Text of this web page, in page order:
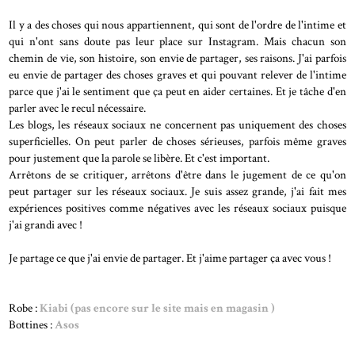
Il y a des choses qui nous appartiennent, qui sont de l'ordre de l'intime et
qui n'ont sans doute pas leur place sur Instagram. Mais chacun son
chemin de vie, son histoire, son envie de partager, ses raisons. J'ai parfois
eu envie de partager des choses graves et qui pouvant relever de l'intime
parce que j'ai le sentiment que ça peut en aider certaines. Et je tâche d'en
parler avec le recul nécessaire.
Les blogs, les réseaux sociaux ne concernent pas uniquement des choses
superficielles. On peut parler de choses sérieuses, parfois même graves
pour justement que la parole se libère. Et c'est important.
Arrêtons de se critiquer, arrêtons d'être dans le jugement de ce qu'on
peut partager sur les réseaux sociaux. Je suis assez grande, j'ai fait mes
expériences positives comme négatives avec les réseaux sociaux puisque
j'ai grandi avec !
Je partage ce que j'ai envie de partager. Et j'aime partager ça avec vous !
Robe :Kiabi (pas encore sur le site mais en magasin )
Bottines :Asos